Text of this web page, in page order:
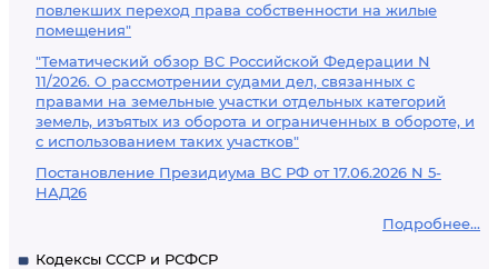
повлекших переход права собственности на жилые
помещения"
"Тематический обзор ВС Российской Федерации N
11/2026. О рассмотрении судами дел, связанных с
правами на земельные участки отдельных категорий
земель, изъятых из оборота и ограниченных в обороте, и
с использованием таких участков"
Постановление Президиума ВС РФ от 17.06.2026 N 5-
НАД26
Подробнее...
Кодексы СССР и РСФСР